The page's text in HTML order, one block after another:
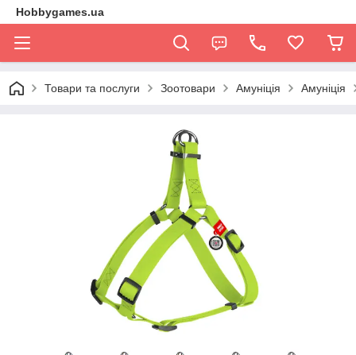
Hobbygames.ua
Товари та послуги Зоотовари Амуніція Амуніція